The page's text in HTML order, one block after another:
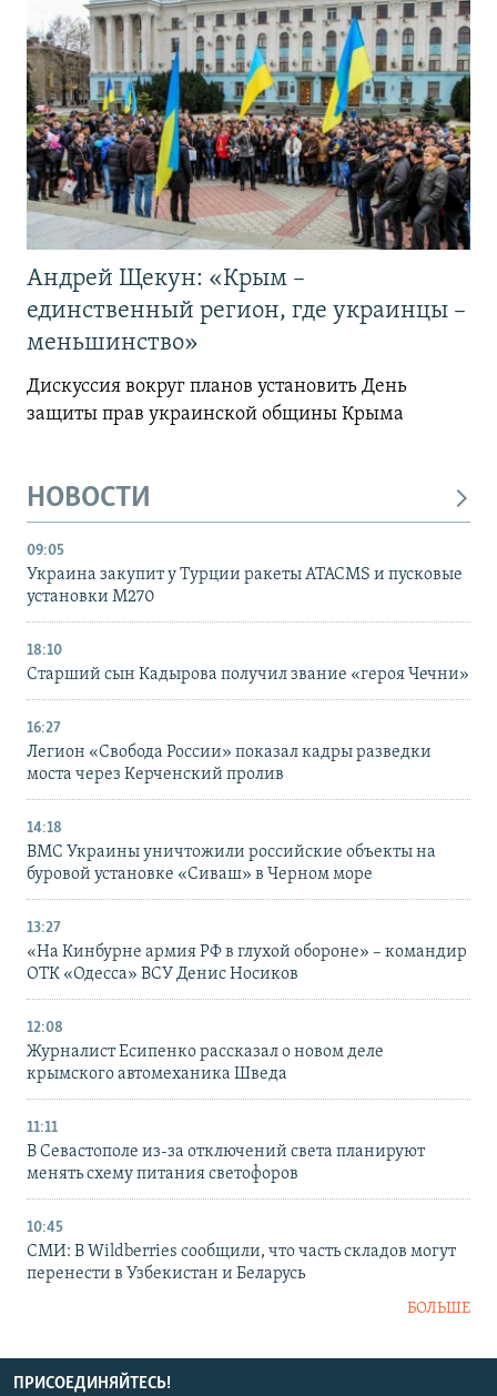
Андрей Щекун: «Крым –
единственный регион, где украинцы –
меньшинство»
Дискуссия вокруг планов установить День
защиты прав украинской общины Крыма
НОВОСТИ
09:05
Украина закупит у Турции ракеты ATACMS и пусковые
установки M270
18:10
Старший сын Кадырова получил звание «героя Чечни»
16:27
Легион «Свобода России» показал кадры разведки
моста через Керченский пролив
14:18
ВМС Украины уничтожили российские объекты на
буровой установке «Сиваш» в Черном море
13:27
«На Кинбурне армия РФ в глухой обороне» – командир
ОТК «Одесса» ВСУ Денис Носиков
12:08
Журналист Есипенко рассказал о новом деле
крымского автомеханика Шведа
11:11
В Севастополе из-за отключений света планируют
менять схему питания светофоров
10:45
СМИ: В Wildberries сообщили, что часть складов могут
перенести в Узбекистан и Беларусь
БОЛЬШЕ
ПРИСОЕДИНЯЙТЕСЬ!